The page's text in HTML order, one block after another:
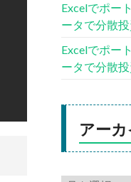
Excelでポー
ータで分散
Excelでポー
ータで分散
アー